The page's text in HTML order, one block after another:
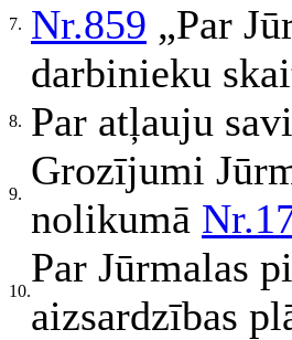
7. Nr.859 „Par
darbinieku
8. Par atļauju
9.
Grozījumi
nolikumā
10.
Par Jūrmalas
aizsardzības